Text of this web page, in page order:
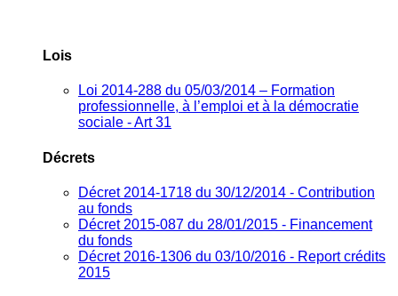
Lois
Loi 2014-288 du 05/03/2014 – Formation
professionnelle, à l’emploi et à la démocratie
sociale - Art 31
Décrets
Décret 2014-1718 du 30/12/2014 - Contribution
au fonds
Décret 2015-087 du 28/01/2015 - Financement
du fonds
Décret 2016-1306 du 03/10/2016 - Report crédits
2015